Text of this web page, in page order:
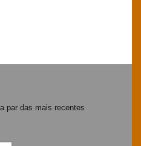
par das mais recentes